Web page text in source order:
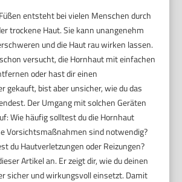
entsteht bei vielen Menschen durch
trockene Haut. Sie kann unangenehm
und die Haut rau wirken lassen.
versucht, die Hornhaut mit einfachen
oder hast dir einen
gekauft, bist aber unsicher, wie du das
Der Umgang mit solchen Geräten
Wie häufig solltest du die Hornhaut
Vorsichtsmaßnahmen sind notwendig?
du Hautverletzungen oder Reizungen?
Artikel an. Er zeigt dir, wie du deinen
sicher und wirkungsvoll einsetzt. Damit